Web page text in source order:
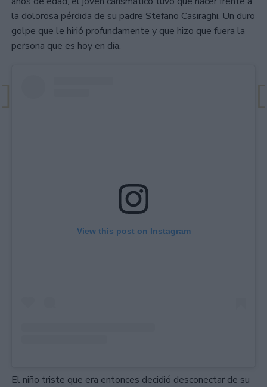
la dolorosa pérdida de su padre Stefano Casiraghi. Un duro
golpe que le hirió profundamente y que hizo que fuera la
persona que es hoy en día.
View this post on Instagram
El niño triste que era entonces decidió desconectar de su